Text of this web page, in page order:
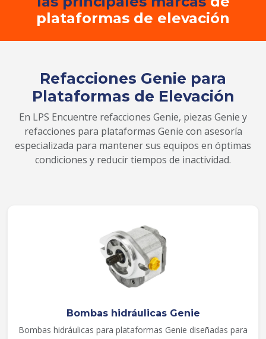
plataformas de elevación
Refacciones Genie para
Plataformas de Elevación
En LPS Encuentre refacciones Genie, piezas Genie y
refacciones para plataformas Genie con asesoría
especializada para mantener sus equipos en óptimas
condiciones y reducir tiempos de inactividad.
Bombas hidráulicas Genie
Bombas hidráulicas para plataformas Genie diseñadas para